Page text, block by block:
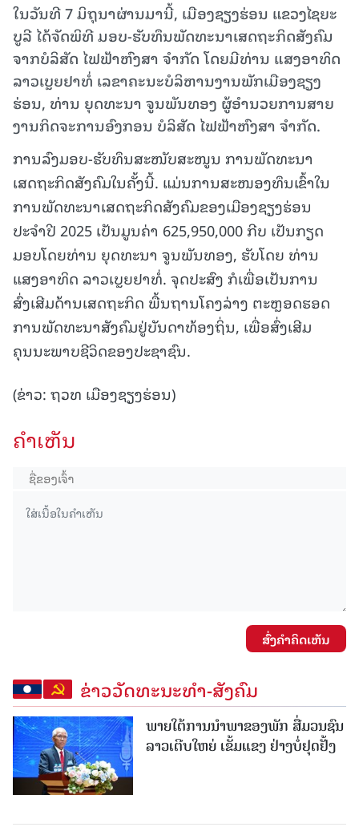
ໃນວັນທີ 7 ມິຖຸນາຜ່ານມານີ້, ເມືອງຊຽງຮ່ອນ ແຂວງໄຊຍະ
ບູລີ ໄດ້ຈັດພິທີ ມອບ-ຮັບທຶນພັດທະນາເສດຖະກິດສັງຄົມ
ຈາກບໍລິສັດ ໄຟຟ້າຫົງສາ ຈຳກັດ ໂດຍມີທ່ານ ແສງອາທິດ
ລາວເບຼຍຢາທໍ່ ເລຂາຄະນະບໍລິຫານງານພັກເມືອງຊຽງ
ຮ່ອນ, ທ່ານ ຍຸດທະນາ ຈູນພັນທອງ ຜູ້ອຳນວຍການສາຍ
ງານກິດຈະການອົງກອນ ບໍລິສັດ ໄຟຟ້າຫົງສາ ຈຳກັດ.
ການລົງມອບ-ຮັບທຶນສະໜັບສະໜູນ ການພັດທະນາ
ເສດຖະກິດສັງຄົມໃນຄັ້ງນີ້. ແມ່ນການສະໜອງທຶນເຂົ້າໃນ
ການພັດທະນາເສດຖະກິດສັງຄົມຂອງເມືອງຊຽງຮ່ອນ
ປະຈຳປີ 2025 ເປັນມູນຄ່າ 625,950,000 ກີບ ເປັນກຽດ
ມອບໂດຍທ່ານ ຍຸດທະນາ ຈູນພັນທອງ, ຮັບໂດຍ ທ່ານ
ແສງອາທິດ ລາວເບຼຍຢາທໍ່. ຈຸດປະສົງ ກໍເພື່ອເປັນການ
ສົ່ງເສີມດ້ານເສດຖະກິດ ພື້ນຖານໂຄງລ່າງ ຕະຫຼອດຮອດ
ການພັດທະນາສັງຄົມຢູ່ບັນດາທ້ອງຖິ່ນ, ເພື່ອສົ່ງເສີມ
ຄຸນນະພາບຊີວິດຂອງປະຊາຊົນ.
(ຂ່າວ: ຖວທ ເມືອງຊຽງຮ່ອນ)
ຄໍາເຫັນ
ສົ່ງຄໍາຄິດເຫັນ
ຂ່າວວັດທະນະທຳ-ສັງຄົມ
ພາຍໃຕ້ການນໍາພາຂອງພັກ ສື່ມວນຊົນ
ລາວເຕີບໃຫຍ່ ເຂັ້ມແຂງ ຢ່າງບໍ່ຢຸດຢັ້ງ